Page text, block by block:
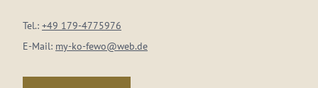
Tel.: +49 179-4775976
E-Mail: my-ko-fewo@web.de